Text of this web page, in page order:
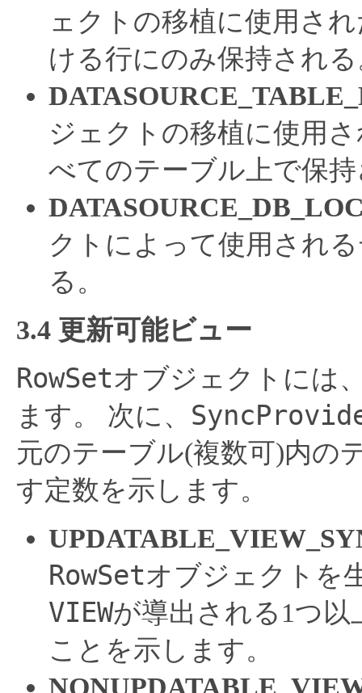
ェクトの移植に使用さ
ける行にのみ保持され
ジェクトの移植に使用
べてのテーブル上で保
クトによって使用され
る。
3.4 更新可能ビュー
RowSetオブジェクトには
ます。
次に、
元のテーブル(複数可)内の
す定数を示します。
RowSetオブジェクトを
VIEWが導出される1つ
ことを示します。